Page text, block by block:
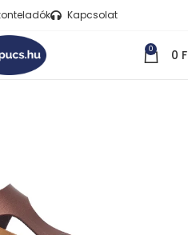
Kapcsolat
0 0